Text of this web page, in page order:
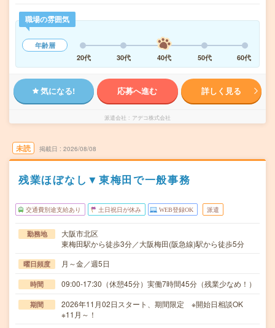
職場の雰囲気
年齢層
20代
30代 40代 50代 60代
気になる! 応募へ進む 詳しく見る
派遣会社 アデコ株式会社
未読 掲載日 2026/08/08
残業ほぼなし▼東梅田で一般事務
交通費別途支給あり 土日祝日が休み WEB登録OK 派遣
勤務地
大阪市北区
東梅田駅から徒歩3分／大阪梅田(阪急線)駅から徒歩5分
曜日頻度 月～金／週5日
時間 09:00-17:30（休憩45分）実働7時間45分（残業少なめ！）
期間
2026年11月02日スタート、期間限定 ※開始日相談OK
※11月～！